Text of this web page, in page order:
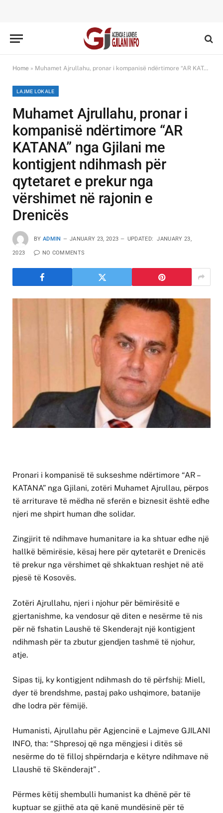
Home » Muhamet Ajrullahu, pronar i kompanisë ndërtimore “AR KATANA” nga Gjilani me kontigjent ndihmash për qytetaret e prekur nga vërshimet në rajonin e Drenicës
LAJME LOKALE
Muhamet Ajrullahu, pronar i
kompanisë ndërtimore “AR
KATANA” nga Gjilani me
kontigjent ndihmash për
qytetaret e prekur nga
vërshimet në rajonin e
Drenicës
BY ADMIN JANUARY 23, 2023 UPDATED: JANUARY 23,
2023 NO COMMENTS
Pronari i kompanisë të sukseshme ndërtimore “AR –
KATANA” nga Gjilani, zotëri Muhamet Ajrullau, përpos
të arriturave të mëdha në sferën e biznesit është edhe
njeri me shpirt human dhe solidar.
Zingjirit të ndihmave humanitare ia ka shtuar edhe një
hallkë bëmirësie, kësaj here për qytetarët e Drenicës
të prekur nga vërshimet që shkaktuan reshjet në atë
pjesë të Kosovës.
Zotëri Ajrullahu, njeri i njohur për bëmirësitë e
gjertanishme, ka vendosur që diten e nesërme të nis
për në fshatin Laushë të Skenderajt një kontigjent
ndihmash për ta zbutur gjendjen tashmë të njohur,
atje.
Sipas tij, ky kontigjent ndihmash do të përfshij: Miell,
dyer të brendshme, pastaj pako ushqimore, batanije
dhe lodra për fëmijë.
Humanisti, Ajrullahu për Agjencinë e Lajmeve GJILANI
INFO, tha: “Shpresoj që nga mëngjesi i ditës së
nesërme do të filloj shpërndarja e këtyre ndihmave në
Llaushë të Skënderajt” .
Përmes këtij shembulli humanist ka dhënë për të
kuptuar se gjithë ata që kanë mundësinë për të